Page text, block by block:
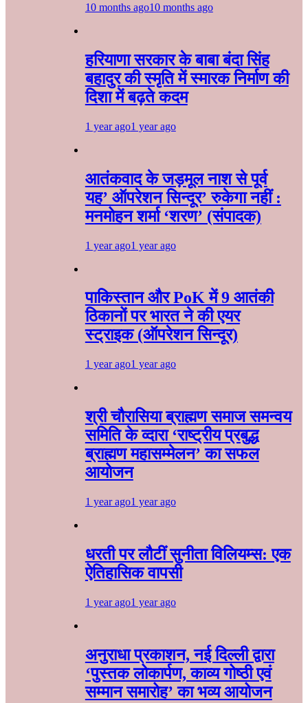
10 months ago10 months ago
हरियाणा सरकार के बाबा बंदा सिंह
बहादुर की स्मृति में स्मारक निर्माण की
दिशा में बढ़ते कदम
1 year ago1 year ago
आतंकवाद के जड़मूल नाश से पूर्व
यह’ ऑपरेशन सिन्दूर’ रुकेगा नहीं :
मनमोहन शर्मा ‘शरण’ (संपादक)
1 year ago1 year ago
पाकिस्तान और PoK में 9 आतंकी
ठिकानों पर भारत ने की एयर
स्ट्राइक (ऑपरेशन सिन्दूर)
1 year ago1 year ago
श्री चौरासिया ब्राह्मण समाज समन्वय
समिति के व्दारा‌ ‘राष्ट्रीय प्रबुद्ध
ब्राह्मण‌ महासम्मेलन‌’ का सफल
आयोजन
1 year ago1 year ago
धरती पर लौटीं सुनीता विलियम्स: एक
ऐतिहासिक वापसी
1 year ago1 year ago
अनुराधा प्रकाशन, नई दिल्ली द्वारा
‘पुस्तक लोकार्पण, काव्य गोष्ठी एवं
सम्मान समारोह’ का भव्य आयोजन